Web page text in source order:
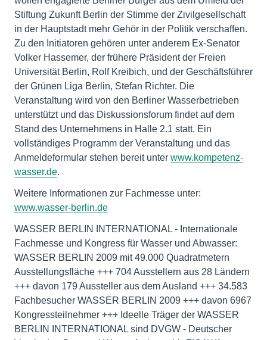
Stiftung Zukunft Berlin der Stimme der Zivilgesellschaft
in der Hauptstadt mehr Gehör in der Politik verschaffen.
Zu den Initiatoren gehören unter anderem Ex-Senator
Volker Hassemer, der frühere Präsident der Freien
Universität Berlin, Rolf Kreibich, und der Geschäftsführer
der Grünen Liga Berlin, Stefan Richter. Die
Veranstaltung wird von den Berliner Wasserbetrieben
unterstützt und das Diskussionsforum findet auf dem
Stand des Unternehmens in Halle 2.1 statt. Ein
vollständiges Programm der Veranstaltung und das
Anmeldeformular stehen bereit unter www.kompetenz-
wasser.de.
Weitere Informationen zur Fachmesse unter:
www.wasser-berlin.de
WASSER BERLIN INTERNATIONAL - Internationale
Fachmesse und Kongress für Wasser und Abwasser:
WASSER BERLIN 2009 mit 49.000 Quadratmetern
Ausstellungsfläche +++ 704 Ausstellern aus 28 Ländern
+++ davon 179 Aussteller aus dem Ausland +++ 34.583
Fachbesucher WASSER BERLIN 2009 +++ davon 6967
Kongressteilnehmer +++ Ideelle Träger der WASSER
BERLIN INTERNATIONAL sind DVGW - Deutscher